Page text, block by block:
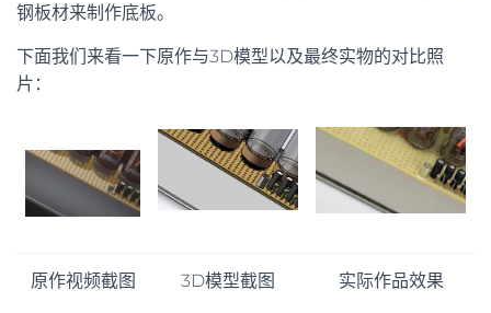
钢板材来制作底板。
下面我们来看一下原作与3D模型以及最终实物的对比照
片：
原作视频截图 3D模型截图 实际作品效果